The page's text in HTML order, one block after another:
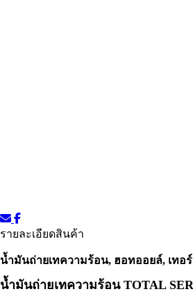
รายละเอียดสินค้า
น้ำมันถ่ายเทความร้อน, ฮอทออยล์, เทอร์
น้ำมันถ่ายเทความร้อน TOTAL